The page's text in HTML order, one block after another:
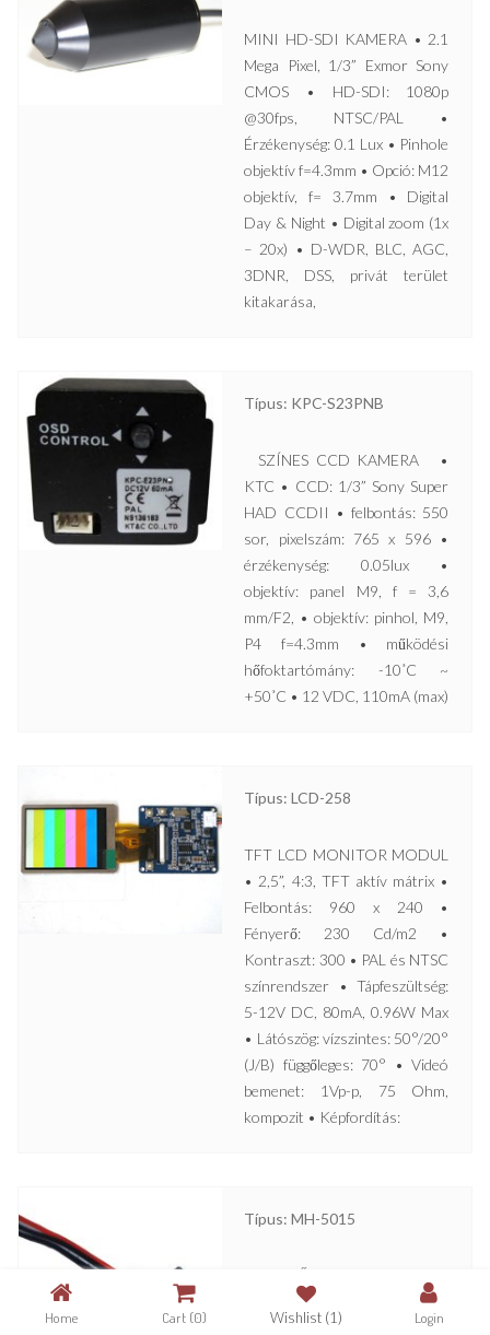
MINI HD-SDI KAMERA • 2.1
Mega Pixel, 1/3” Exmor Sony
CMOS • HD-SDI: 1080p
@30fps, NTSC/PAL •
Érzékenység: 0.1 Lux • Pinhole
objektív f=4.3mm • Opció: M12
objektív, f= 3.7mm • Digital
Day & Night • Digital zoom (1x
– 20x) • D-WDR, BLC, AGC,
3DNR, DSS, privát terület
kitakarása,
Típus: KPC-S23PNB
SZÍNES CCD KAMERA •
KTC • CCD: 1/3” Sony Super
HAD CCDII • felbontás: 550
sor, pixelszám: 765 x 596 •
érzékenység: 0.05lux •
objektív: panel M9, f = 3,6
mm/F2, • objektív: pinhol, M9,
P4 f=4.3mm • működési
hőfoktartómány: -10˚C ~
+50˚C • 12 VDC, 110mA (max)
Típus: LCD-258
TFT LCD MONITOR MODUL
• 2,5”, 4:3, TFT aktív mátrix •
Felbontás: 960 x 240 •
Fényerő: 230 Cd/m2 •
Kontraszt: 300 • PAL és NTSC
színrendszer • Tápfeszültség:
5-12V DC, 80mA, 0.96W Max
• Látószög: vízszintes: 50°/20°
(J/B) függőleges: 70° • Videó
bemenet: 1Vp-p, 75 Ohm,
kompozit • Képfordítás:
Típus: MH-5015
MINIATŰR HANGMODUL •
Kis méret • 12V DC • 20Hz –
16000Hz • Jel/zaj arány jobb,
Home Cart (0) Wishlist (1) Login